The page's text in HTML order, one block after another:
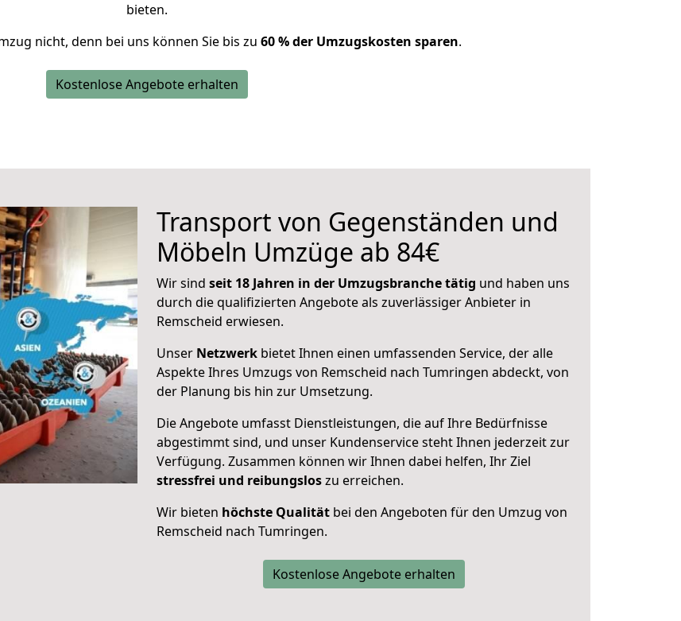
bieten.
nicht, denn bei uns können Sie bis zu 60 % der Umzugskosten sparen.
Kostenlose Angebote erhalten
Transport von Gegenständen und
Möbeln Umzüge ab 84€
Wir sind seit 18 Jahren in der Umzugsbranche tätig und haben uns
durch die qualifizierten Angebote als zuverlässiger Anbieter in
Remscheid erwiesen.
Unser Netzwerk bietet Ihnen einen umfassenden Service, der alle
Aspekte Ihres Umzugs von Remscheid nach Tumringen abdeckt, von
der Planung bis hin zur Umsetzung.
Die Angebote umfasst Dienstleistungen, die auf Ihre Bedürfnisse
abgestimmt sind, und unser Kundenservice steht Ihnen jederzeit zur
Verfügung. Zusammen können wir Ihnen dabei helfen, Ihr Ziel
stressfrei und reibungsloszu erreichen.
Wir bieten höchste Qualität bei den Angeboten für den Umzug von
Remscheid nach Tumringen.
Kostenlose Angebote erhalten